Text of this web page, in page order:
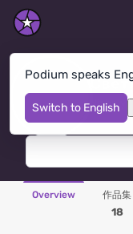
Podium speaks
Switch to English
Nizhniy
Overview 作品集
18